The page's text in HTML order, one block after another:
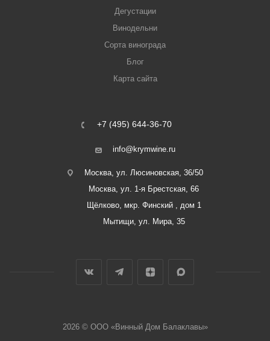
Дегустации
Винодельни
Сорта винограда
Блог
Карта сайта
+7 (495) 644-36-70
info@krymwine.ru
Москва, ул. Люсиновская, 36/50
Москва, ул. 1-я Брестская, 66
Щёлково, мкр. Финский , дом 1
Мытищи, ул. Мира, 35
2026 © ООО «Винный Дом Балаклавы»